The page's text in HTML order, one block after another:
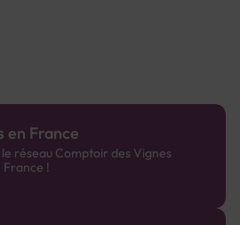
en France
réseau Comptoir des Vignes
!